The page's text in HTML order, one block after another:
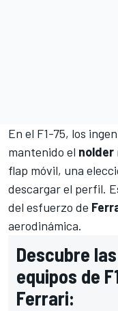
En el F1-75, los
mantenido el nolder
flap móvil, una
descargar el perfil.
del esfuerzo de
aerodinámica.
Descubre
equipos de
Ferrari: